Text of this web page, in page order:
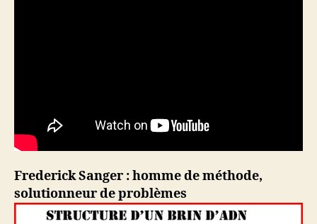
Frederick Sanger : homme de méthode,
solutionneur de problèmes